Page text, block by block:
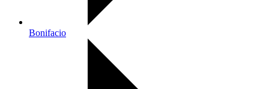
Bonifacio